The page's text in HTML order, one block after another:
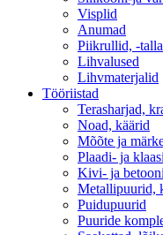
Visplid
Anumad
Piikrullid, -
Lihvalused
Lihvmaterjalid
Tööriistad
Terasharjad,
Noad, käärid
Mõõte ja
Plaadi- ja
Kivi- ja
Metallipuurid,
Puidupuurid
Puuride